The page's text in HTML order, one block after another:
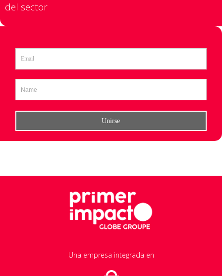
del sector​
Una empresa integrada en